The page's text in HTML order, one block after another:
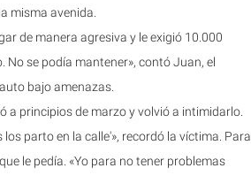
misma avenida.
de manera agresiva y le exigió 10.000
No se podía mantener», contó Juan, el
bajo amenazas.
a principios de marzo y volvió a intimidarlo.
los parto en la calle'», recordó la víctima. Para
le pedía. «Yo para no tener problemas